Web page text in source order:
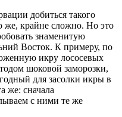
добиться такого
же, крайне сложно. Но это
знаменитую
Восток. К примеру, по
икру лососевых
шоковой заморозки,
для засолки икры в
же: сначала
с ними те же